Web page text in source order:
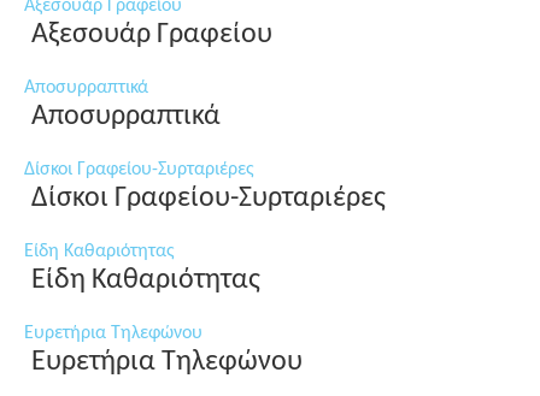
Αξεσουάρ Γραφείου
Αξεσουάρ Γραφείου
Αποσυρραπτικά
Αποσυρραπτικά
Δίσκοι Γραφείου-Συρταριέρες
Δίσκοι Γραφείου-Συρταριέρες
Είδη Καθαριότητας
Είδη Καθαριότητας
Ευρετήρια Τηλεφώνου
Ευρετήρια Τηλεφώνου